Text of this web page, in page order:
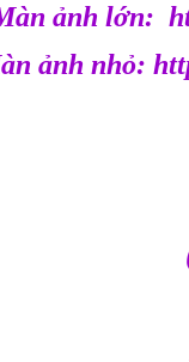
ảnh lớn:
ảnh nhỏ: